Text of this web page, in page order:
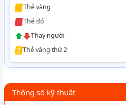
Thẻ vàng
Thẻ đỏ
Thay người
Thẻ vàng thứ 2
Thông số kỹ thuật